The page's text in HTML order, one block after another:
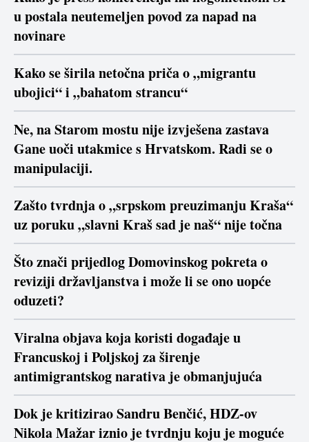
u postala neutemeljen povod za napad na
novinare
Kako se širila netočna priča o „migrantu
ubojici“ i „bahatom strancu“
Ne, na Starom mostu nije izvješena zastava
Gane uoči utakmice s Hrvatskom. Radi se o
manipulaciji.
Zašto tvrdnja o „srpskom preuzimanju Kraša“
uz poruku „slavni Kraš sad je naš“ nije točna
Što znači prijedlog Domovinskog pokreta o
reviziji državljanstva i može li se ono uopće
oduzeti?
Viralna objava koja koristi događaje u
Francuskoj i Poljskoj za širenje
antimigrantskog narativa je obmanjujuća
Dok je kritizirao Sandru Benčić, HDZ-ov
Nikola Mažar iznio je tvrdnju koju je moguće